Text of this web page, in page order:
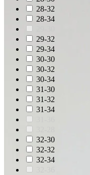
28-32
28-34
29-32
29-34
30-30
30-32
30-34
31-30
31-32
31-34
32-30
32-32
32-34